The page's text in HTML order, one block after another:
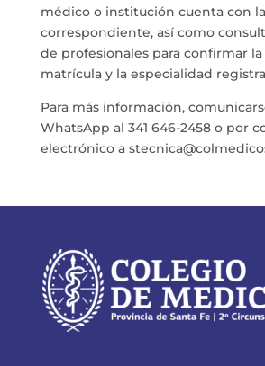
médico o institución cuenta con
correspondiente, así como
de profesionales para confirmar
matrícula y la especialidad
Para más información,
WhatsApp al 341 646-2458 o por
electrónico a